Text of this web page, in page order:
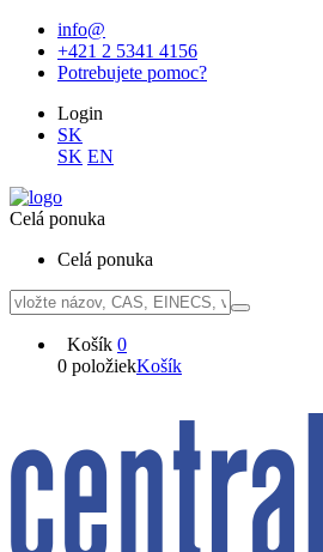
info@
+421 2 5341 4156
Potrebujete pomoc?
Login
SK
SK EN
Celá ponuka
Celá ponuka
Košík 0
0 položiekKošík